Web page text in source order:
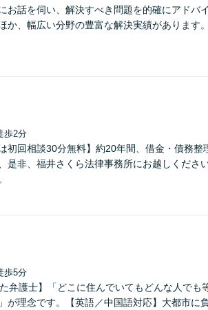
お話を伺い、解決すべき問題を的確にアドバ
か、幅広い分野の豊富な解決実績があります
歩2分
初回相談30分無料】約20年間、借金・債務整
是非、福井さくら法律事務所にお越しくださ
歩5分
弁護士】「どこに住んでいてもどんな人でも
が理念です。【英語／中国語対応】大都市に